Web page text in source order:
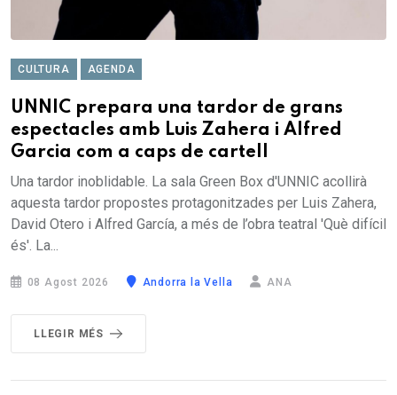
CULTURA AGENDA
UNNIC prepara una tardor de grans
espectacles amb Luis Zahera i Alfred
Garcia com a caps de cartell
Una tardor inoblidable. La sala Green Box d'UNNIC acollirà
aquesta tardor propostes protagonitzades per Luis Zahera,
David Otero i Alfred García, a més de l’obra teatral 'Què difícil
és'. La...
08 Agost 2026 Andorra la Vella ANA
LLEGIR MÉS